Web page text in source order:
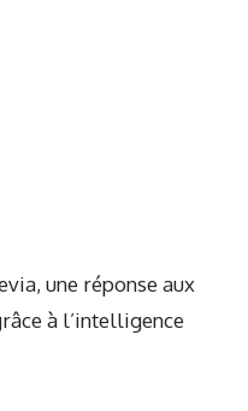
une réponse aux
à l’intelligence